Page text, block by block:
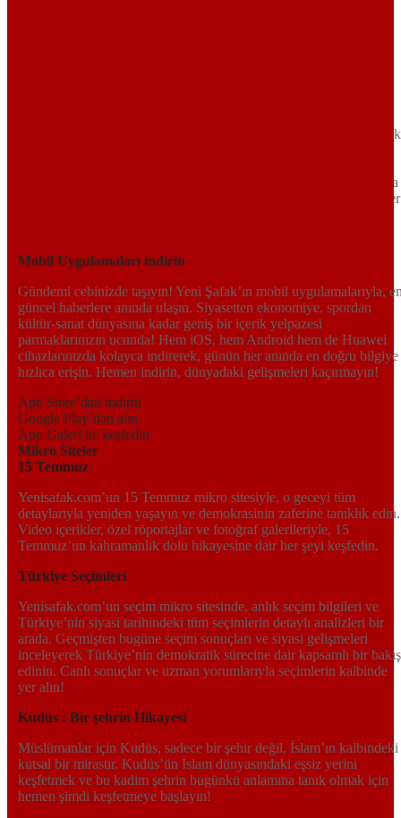
Tarafsız, dinamik ve derinlemesine habercilik anlayışıyla Yeni
bir yelpazede sunduğu haberlerle, hem Türkiye’de hem de dünyada
neler olup bittiğini anında öğrenin. Dijital platformlarıyla her an, her
Mobil Uygulamaları indirin
Gündemi cebinizde taşıyın! Yeni Şafak’ın mobil uygulamalarıyla,
güncel haberlere anında ulaşın. Siyasetten ekonomiye, spordan
kültür-sanat dünyasına kadar geniş bir içerik yelpazesi
parmaklarınızın ucunda! Hem iOS, hem Android hem de Huawei
cihazlarınızda kolayca indirerek, günün her anında en doğru bilgiye
hızlıca erişin. Hemen indirin, dünyadaki gelişmeleri kaçırmayın!
App Store’dan indirin
Google Play’dan alın
App Galeri ile keşfedin
Mikro Siteler
15 Temmuz
Yenisafak.com’un 15 Temmuz mikro sitesiyle, o geceyi tüm
detaylarıyla yeniden yaşayın ve demokrasinin zaferine tanıklık edin.
Video içerikler, özel röportajlar ve fotoğraf galerileriyle, 15
Temmuz’un kahramanlık dolu hikayesine dair her şeyi keşfedin.
Türkiye Seçimleri
Yenisafak.com’un seçim mikro sitesinde, anlık seçim bilgileri ve
Türkiye’nin siyasi tarihindeki tüm seçimlerin detaylı analizleri bir
arada. Geçmişten bugüne seçim sonuçları ve siyasi gelişmeleri
inceleyerek Türkiye’nin demokratik sürecine dair kapsamlı bir bakış
edinin. Canlı sonuçlar ve uzman yorumlarıyla seçimlerin kalbinde
yer alın!
Kudüs : Bir şehrin Hikayesi
Müslümanlar için Kudüs, sadece bir şehir değil, İslam’ın kalbindeki
kutsal bir mirastır. Kudüs’ün İslam dünyasındaki eşsiz yerini
keşfetmek ve bu kadim şehrin bugünkü anlamına tanık olmak için
hemen şimdi keşfetmeye başlayın!